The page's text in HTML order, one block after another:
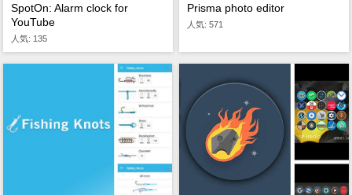
SpotOn: Alarm clock for
YouTube
人気: 135
Prisma photo editor
人気: 571